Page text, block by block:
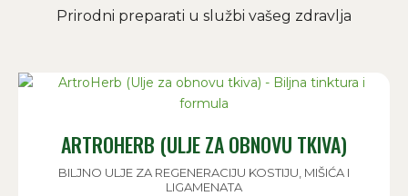
Prirodni preparati u službi vašeg zdravlja
ARTROHERB (ULJE ZA OBNOVU TKIVA)
BILJNO ULJE ZA REGENERACIJU KOSTIJU, MIŠIĆA I
LIGAMENATA